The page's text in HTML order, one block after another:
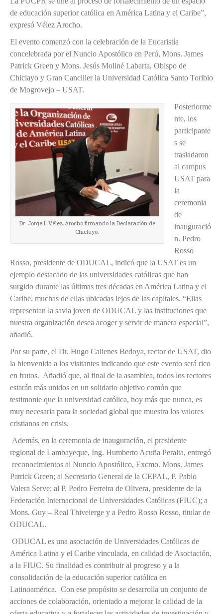
de educación superior católica en América Latina y el Caribe”,
expresó Vélez Arocho.
El evento comenzó con la celebración de la Eucaristía
concelebrada por el Nuncio Apostólico en Perú, Mons. James
Patrick Green y Mons. Jesús Moliné Labarta, Obispo de
Chiclayo y Gran Canciller la Universidad Católica Santo Toribio
de Mogrovejo – USAT.
Dr. Jorge I. Vélez Arocho firmando la Declaración de
Chiclayo.
Posteriorme
nte, los
participante
s se
trasladaron
al campus
USAT para
la
ceremonia
de
inauguració
n. Pedro
Rosso
Rosso, presidente de ODUCAL, indicó que la USAT es un
ejemplo destacado de las universidades católicas que han
surgido durante las últimas tres décadas en América Latina y el
Caribe, muchas de ellas ubicadas lejos de las capitales. “Ellas
representan la savia joven de ODUCAL y las instituciones que
nuestra organización desea acoger y servir de manera especial”,
añadió.
Por su parte, el Dr. Hugo Calienes Bedoya, rector de USAT, dio
la bienvenida a los visitantes indicando que este evento será rico
en frutos. Añadió que, al final de la asamblea, todos los rectores
estarán más unidos en un solidario objetivo común que
testimonie que la universidad católica, hoy más que nunca, es
muy necesaria para la sociedad global que muestra los valores
cristianos en crisis.
Además, en la ceremonia de inauguración, el presidente
regional de Lambayeque, Ing. Humberto Acuña Peralta, entregó
reconocimientos al Nuncio Apostólico, Excmo. Mons. James
Patrick Green; al Secretario General de la CEPAL, P. Pablo
Valera Serve; al P. Pedro Ferreira de Olivera, presidente de la
Federación Internacional de Universidades Católicas (FIUC); a
Mons. Guy – Real Thiveierge y a Pedro Rosso Rosso, titular de
ODUCAL.
ODUCAL es una asociación de Universidades Católicas de
América Latina y el Caribe vinculada, en calidad de Asociación,
a la FIUC. Su finalidad es contribuir al progreso y a la
consolidación de la educación superior católica en
Latinoamérica. Con ese propósito se desarrolla un conjunto de
acciones de colaboración, orientado a mejorar la calidad de la